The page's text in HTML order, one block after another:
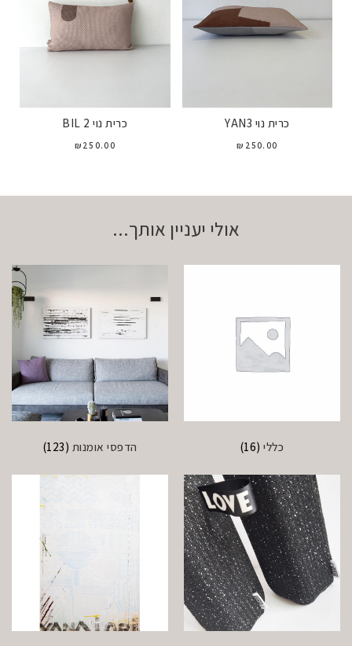
כרית נוי YAN3
₪ 250.00
כרית נוי BIL 2
₪ 250.00
אולי יעניין אותך...
כללי (16) הדפסי אומנות (123)